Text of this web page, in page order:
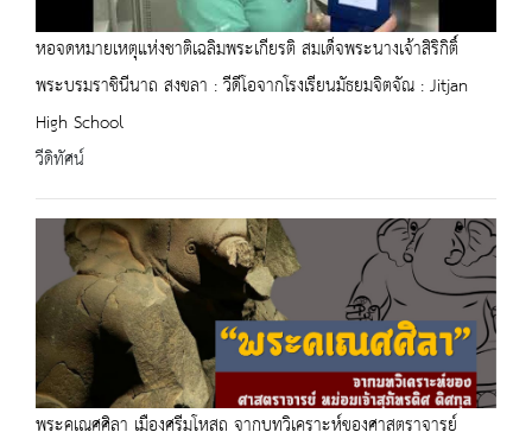
หอจดหมายเหตุแห่งชาติเฉลิมพระเกียรติ สมเด็จพระนางเจ้าสิริกิติ์
พระบรมราชินีนาถ สงขลา : วีดีโอจากโรงเรียนมัธยมจิตจัณ : Jitjan
High School
วีดิทัศน์
พระคเณศศิลา เมืองศรีมโหสถ จากบทวิเคราะห์ของศาสตราจารย์